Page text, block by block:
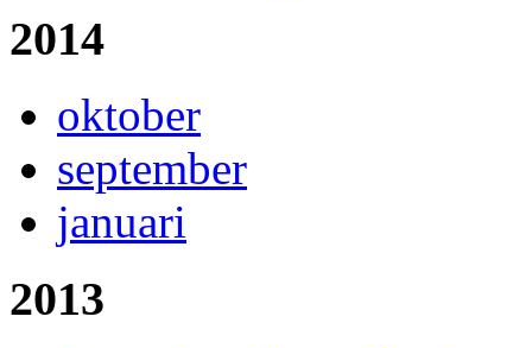
2014
oktober
september
januari
2013